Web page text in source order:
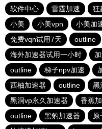
软件中心
雷霆加速 狂
小美
小美vpn 小美加
免费vqn试用7天
outline
海外加速器试用一小时
outline
梯子npv加速
西柚加速器
outline 黑
黑洞vp永久加速器
香蕉
outline
黑豹加速器
原